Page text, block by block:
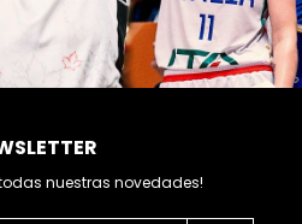
nuestras novedades!